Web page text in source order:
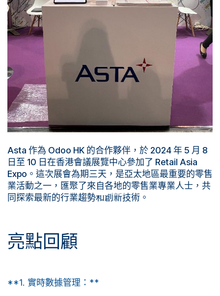
Asta 作為 Odoo HK 的合作夥伴，於 2024 年 5 月 8
日至 10 日在香港會議展覽中心參加了 Retail Asia
Expo。這次展會為期三天，是亞太地區最重要的零售
業活動之一，匯聚了來自各地的零售業專業人士，共
同探索最新的行業趨勢和創新技術。
亮點回顧
**1. 實時數據管理：**